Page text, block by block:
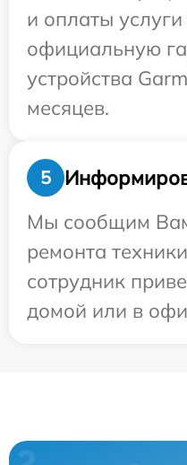
и оплаты
официальную
устройства
месяцев.
5
Мы сообщим
ремонта
сотрудник
домой или в